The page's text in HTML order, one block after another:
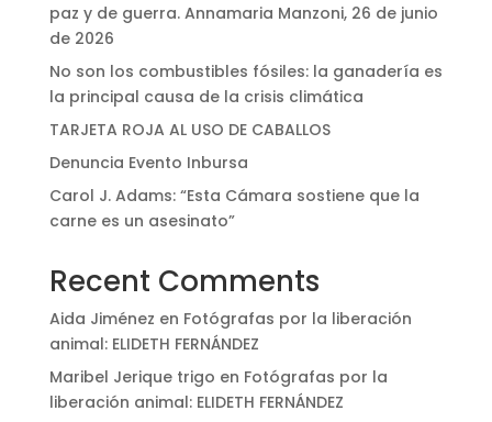
paz y de guerra. Annamaria Manzoni, 26 de junio
de 2026
No son los combustibles fósiles: la ganadería es
la principal causa de la crisis climática
TARJETA ROJA AL USO DE CABALLOS
Denuncia Evento Inbursa
Carol J. Adams: “Esta Cámara sostiene que la
carne es un asesinato”
Recent Comments
Aida Jiménez en Fotógrafas por la liberación
animal: ELIDETH FERNÁNDEZ
Maribel Jerique trigo en Fotógrafas por la
liberación animal: ELIDETH FERNÁNDEZ